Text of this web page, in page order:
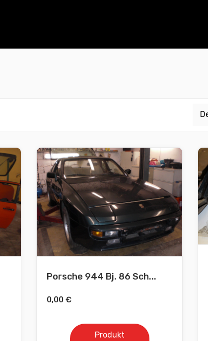
Porsche 944 Bj. 86 Sch...
0,00 €
Produkt